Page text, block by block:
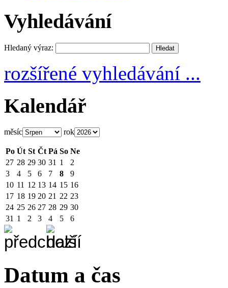
Vyhledávání
Hledaný výraz:
rozšířené vyhledávání ...
Kalendář
měsíc rok
Po Út St Čt Pá So Ne
27 28 29 30 31 1
2
3
4 5 6 7 8
9
10 11 12 13 14 15 16
17 18 19 20 21 22 23
24 25 26 27 28 29 30
31 1 2 3 4 5 6
Datum a čas